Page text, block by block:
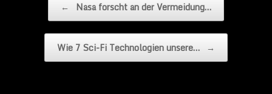
← Nasa forscht an der Vermeidung…
Wie 7 Sci-Fi Technologien unsere… →